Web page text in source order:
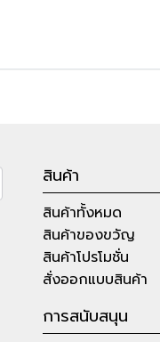
สินค้า
สินค้าทั้งหมด
สินค้าของขวัญ
สินค้าโปรโมชั่น
สั่งออกแบบสินค้า
การสนับสนุน